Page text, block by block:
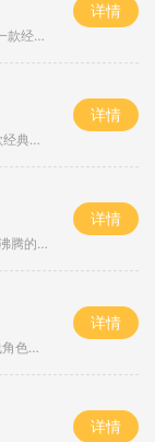
传奇手游官网开服表传奇手传奇手游作为一款经典的MMORPG游戏，自从上线以来一直备受玩家们的喜爱。它的魅力不仅在于其震撼的画面和华丽的技能效果，更在于游戏中丰富的玩法和独特的游戏体验。下面就让我们来详细介绍一下传奇手游的具体玩法。传奇手游的职业系统是游戏的一大亮点。目前游戏中共有战士、法师和道士三个职业供玩家选择。战士职业拥有强力的近战攻击能力和出色的生存能力，适合喜欢近战战斗的玩家。法师职业则以远程魔法攻击为主，拥有强大的爆发伤害，但生存能力相对较弱。而道士职业则是传奇手游...
详情
三端互通的176复古传奇发布网，作为一款经典的2D游戏，带给玩家们一个真实而又扣人心弦的角色扮演体验。通过万人在线的游戏模式，玩家们可以与来自各个地区的其他玩家互动，并建立起强大的社交关系。传奇游戏作为一款经典的角色扮演游戏，以其独特的玩法和丰富的游戏内容吸引了无数玩家的关注。玩家可以选择不同的职业，如战士、法师等，并通过打怪、任务等方式来升级自己的角色。游戏中有各种各样的怪物等待玩家去挑战，而战斗时需要利用技能和装备来提升自己的实力。玩家可以通过与其他玩家组队进行副本挑战或...
详情
《火龙传奇80手游》是一款充满令人热血沸腾的多人在线角色扮演游戏。游戏以西方魔幻为背景，融合了刺激的战斗、华丽的特效和精致的画面，给玩家带来非凡的游戏体验。在《火龙传奇80手游》中，玩家可以选择不同的职业，包括战士、法师和道士。每个职业都有独特的技能和特点，可以根据自己的喜好选择适合的职业进行游戏。战士擅长近身战斗，有高耐久度和强大的攻击力；法师则以远程攻击为主，可以释放毁灭性的魔法；道士则是一个具备治疗和辅助能力的职业，可以为队友提供强大的支持。玩家需要完成各种任务...
详情
《8火龙传奇手游》是一款热门的多人在线角色扮演游戏，由知名游戏公司开发。游戏以传奇世界为背景，为玩家提供了一个自由、开放且充满刺激的游戏世界。本游戏融合了传奇经典玩法和创新元素，让玩家可以在手机上尽享非凡的游戏体验。玩家可以选择不同职业扮演，包括战士、法师、道士等。每个职业都有独特的技能和属性，可以根据自己的喜好和战斗风格进行选择。不同的职业之间有着协同作战和相互制衡的关系，玩家可以组建自己的团队，在战斗中发挥各自的优势，共同对抗敌人。游戏中有丰富多样的任务系统，玩家可以...
详情
详情